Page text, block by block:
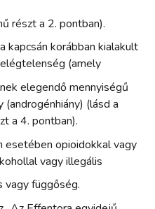
részt a 2. pontban).
kapcsán korábban kialakult
(amely
elegendő mennyiségű
(lásd a
a 4. pontban).
esetében opioidokkal vagy
vagy illegális
vagy függőség.